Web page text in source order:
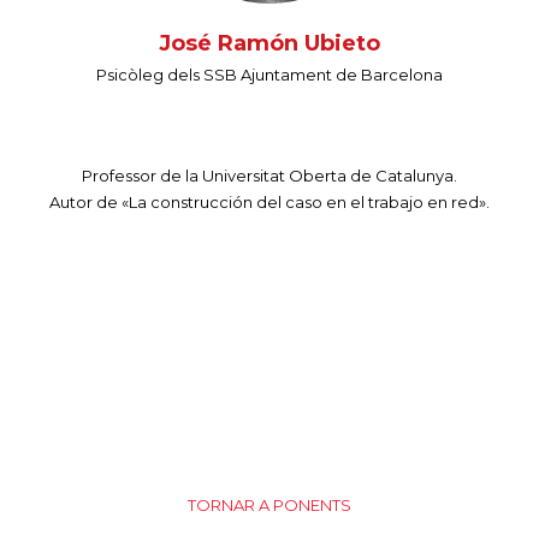
José Ramón Ubieto
Psicòleg dels SSB Ajuntament de Barcelona
Professor de la Universitat Oberta de Catalunya.
Autor de «La construcción del caso en el trabajo en red».
TORNAR A PONENTS